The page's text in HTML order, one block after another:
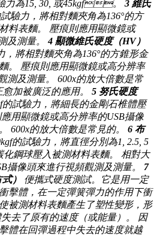
力為15, 30, 或45kgf。 3 維氏
驗力，將相對麵夾角為136°的方
表麵。 壓痕則應用顯微鏡或
測量。4 顯微維氏硬度（HV）
，將相對麵夾角為136°的方錐形金
。 壓痕則應用顯微鏡或高分辨率
及測量。 600x的放大倍數是常
愈加被廣泛的應用。 5 努氏硬度
試驗力，將細長的金剛石椎體壓
應用顯微鏡或高分辨率的USB攝像
的放大倍數是常見的。 6 布
的試驗力，將直徑分別為1, 2.5, 5
鋼球壓入被測材料表麵。 相對大
像頭來進行視頻觀測及測量。 7
）
便攜式硬度測試。它是用一定
擊體，在一定彈簧彈力的作用下衝
被測材料表麵產生了塑性變形，形
去了原有的速度（或能量）。 因
衝擊體在回彈過程中失去的速度就越